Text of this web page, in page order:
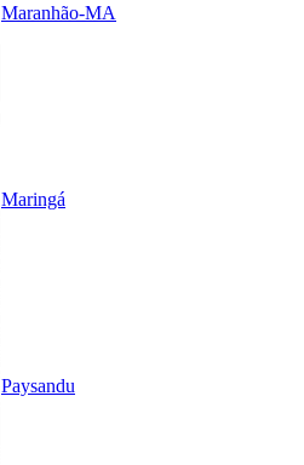
Maranhão-MA
Maringá
Paysandu